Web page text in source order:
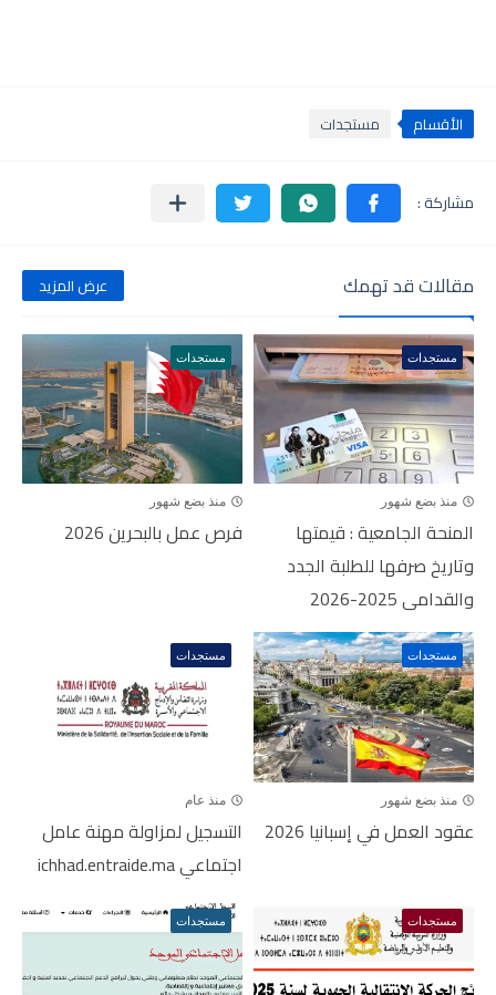
الأقسام مستجدات
مقالات قد تهمك عرض المزيد
مستجدات
منذ بضع شهور
المنحة الجامعية : قيمتها
وتاريخ صرفها للطلبة الجدد
والقدامى 2025-2026
مستجدات
منذ بضع شهور
فرص عمل بالبحرين 2026
مستجدات
منذ بضع شهور
عقود العمل في إسبانيا 2026
مستجدات
منذ عام
التسجيل لمزاولة مهنة عامل
اجتماعي ichhad.entraide.ma
مستجدات مستجدات